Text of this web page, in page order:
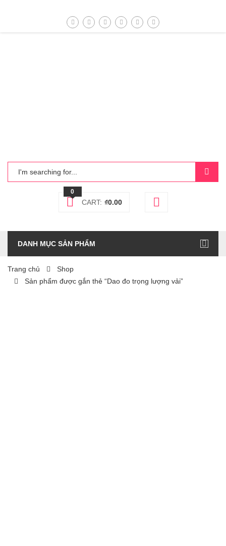
0
CART: ₫0.00
DANH MỤC SẢN PHẨM
Trang chủ
Shop
Sản phẩm được gắn thẻ “Dao đo trọng lượng vải”